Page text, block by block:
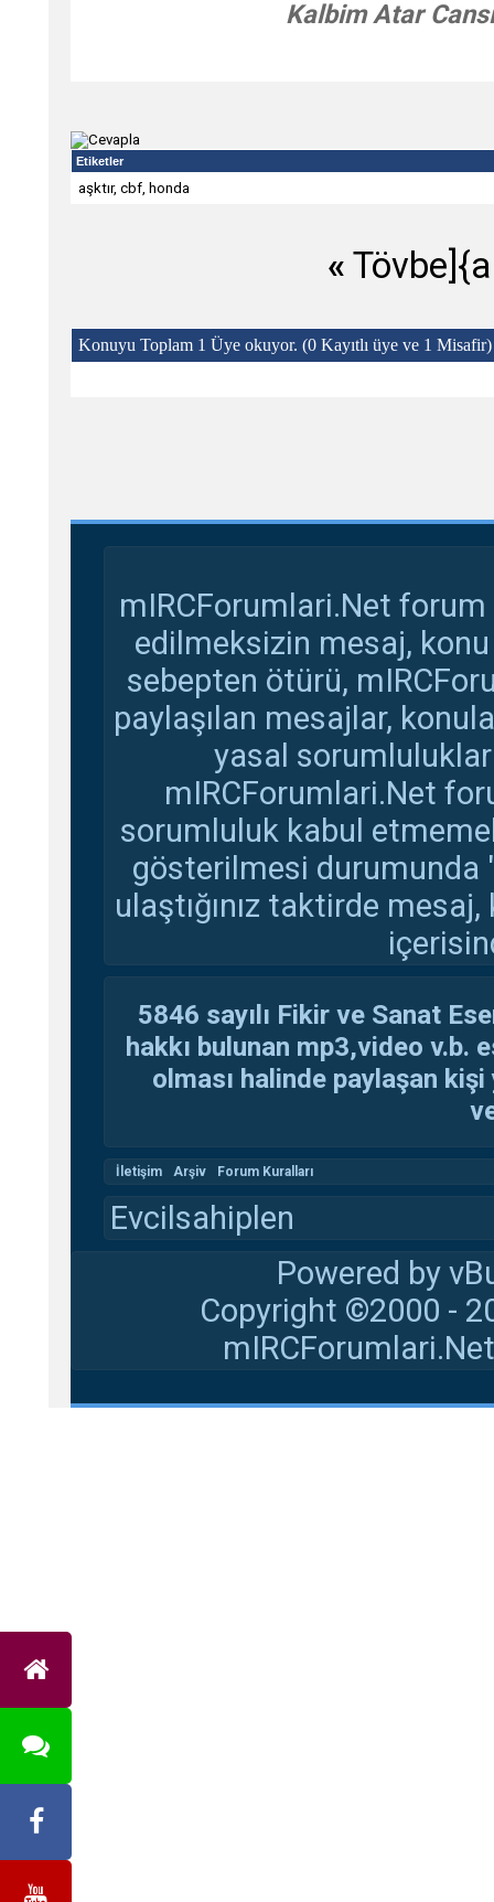
Kalbim Atar
Etiketler
aşktır, cbf, honda
«
Konuyu Toplam 1 Üye okuyor. (0 Kayıtlı üye ve 1 Misafir)
mIRCForumlari.Net
edilmeksizin mesaj,
sebepten ötürü,
paylaşılan mesajlar,
yasal
mIRCForumlari.Net
sorumluluk kabul
gösterilmesi durumunda
ulaştığınız taktirde
5846 sayılı Fikir ve Sanat
hakkı bulunan mp3,video v.b.
olması halinde paylaşan
İletişim Arşiv Forum Kuralları
Evcilsahiplen
Powered by
Copyright ©2000 -